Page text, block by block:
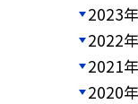
2023
2022
2021
2020